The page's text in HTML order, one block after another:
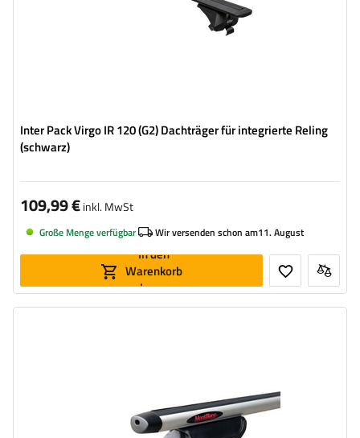
Inter Pack Virgo IR 120 (G2) Dachträger für integrierte Reling
(schwarz)
109,99 €inkl. MwSt
Große Menge verfügbar Wir versenden schon am11. August
In den
Warenkorb
legen